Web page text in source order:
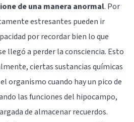
de una manera anormal. Por
estresantes pueden ir
por recordar bien lo que
llegó a perder la consciencia. Esto
ciertas sustancias químicas
organismo cuando hay un pico de
las funciones del hipocampo,
de almacenar recuerdos.